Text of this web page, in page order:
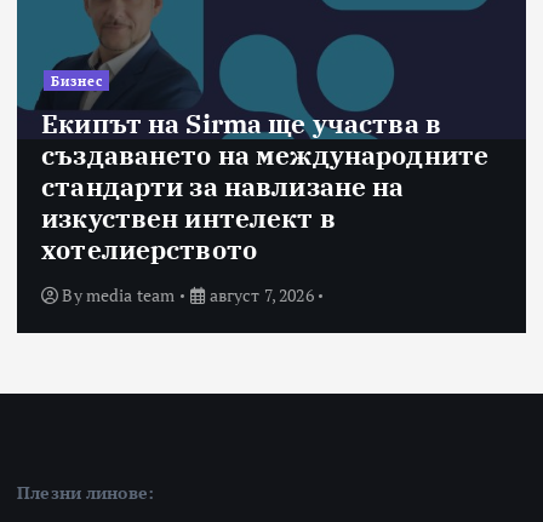
Бизнес
Екипът на Sirma ще участва в
създаването на международните
стандарти за навлизане на
изкуствен интелект в
хотелиерството
Bymedia team август 7, 2026
Плезни линове: